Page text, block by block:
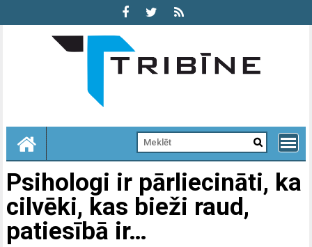
Psihologi ir pārliecināti, ka
cilvēki, kas bieži raud,
patiesībā ir…